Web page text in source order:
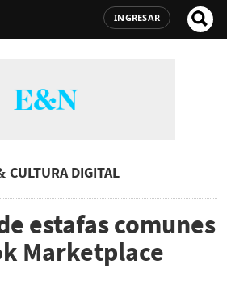
INGRESAR
CULTURA DIGITAL
estafas comunes
Marketplace